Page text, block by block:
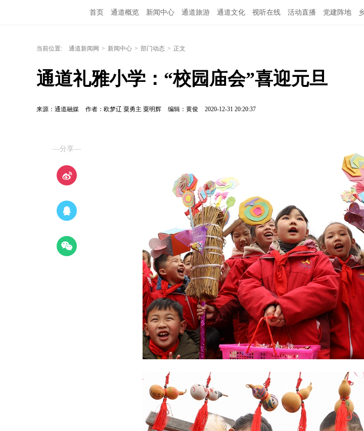
首页 通道概览 新闻中心 通道旅游 通道文化 视听在线 活动直播 党建阵地
当前位置: 通道新闻网 > 新闻中心 > 部门动态 > 正文
通道礼雅小学：“校园庙会”喜迎元旦
来源：通道融媒 作者：欧梦辽 粟勇主 粟明辉 编辑：黄俊 2020-12-31 20:20:37
—分享—